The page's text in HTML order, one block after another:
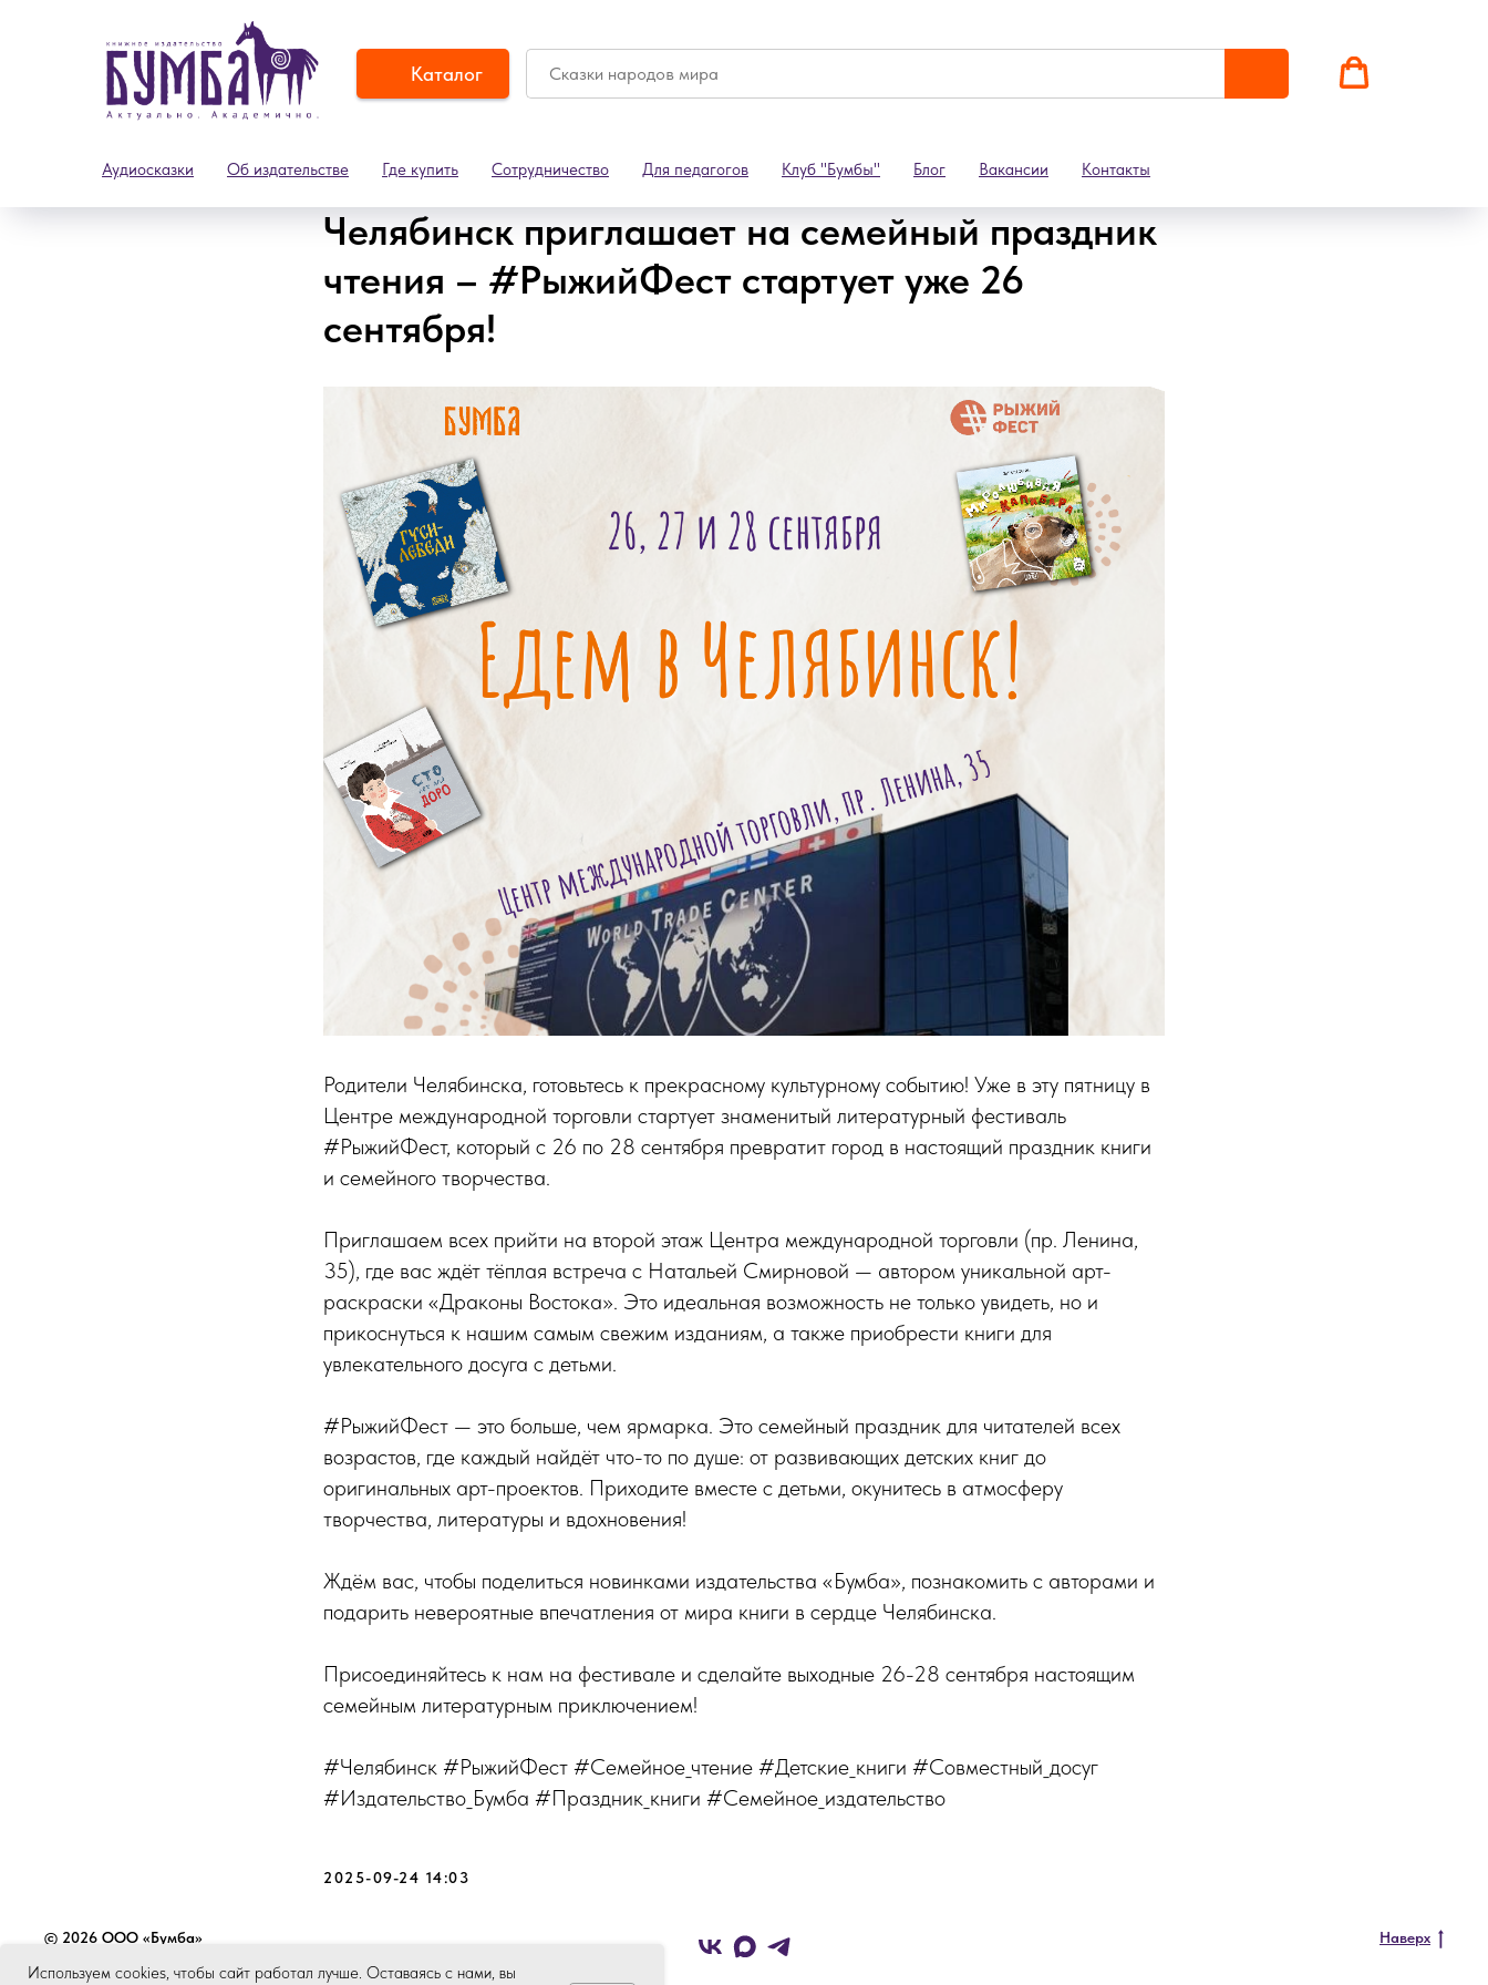
Каталог
Аудиосказки Об издательстве Где купить Сотрудничество Для педагогов Клуб "Бумбы" Блог Вакансии Контакты
Используем cookies, чтобы сайт работал лучше. Оставаясь с нами, вы
Челябинск приглашает на семейный праздник
чтения – #РыжийФест стартует уже 26
сентября!
Родители Челябинска, готовьтесь к прекрасному культурному событию! Уже в эту пятницу в
Центре международной торговли стартует знаменитый литературный фестиваль
#РыжийФест, который с 26 по 28 сентября превратит город в настоящий праздник книги
и семейного творчества.
Приглашаем всех прийти на второй этаж Центра международной торговли (пр. Ленина,
35), где вас ждёт тёплая встреча с Натальей Смирновой — автором уникальной арт-
раскраски «Драконы Востока». Это идеальная возможность не только увидеть, но и
прикоснуться к нашим самым свежим изданиям, а также приобрести книги для
увлекательного досуга с детьми.
#РыжийФест — это больше, чем ярмарка. Это семейный праздник для читателей всех
возрастов, где каждый найдёт что-то по душе: от развивающих детских книг до
оригинальных арт-проектов. Приходите вместе с детьми, окунитесь в атмосферу
творчества, литературы и вдохновения!
Ждём вас, чтобы поделиться новинками издательства «Бумба», познакомить с авторами и
подарить невероятные впечатления от мира книги в сердце Челябинска.
Присоединяйтесь к нам на фестивале и сделайте выходные 26-28 сентября настоящим
семейным литературным приключением!
#Челябинск #РыжийФест #Семейное_чтение #Детские_книги #Совместный_досуг
#Издательство_Бумба #Праздник_книги #Семейное_издательство
2025-09-24 14:03
© 2026 ООО «Бумба» Наверх